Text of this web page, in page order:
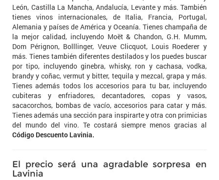
León, Castilla La Mancha, Andalucía, Levante y más. También
tienes vinos internacionales, de Italia, Francia, Portugal,
Alemania y países de América y Oceanía. Tienes champaña de
la mejor calidad, incluyendo Moët & Chandon, G.H. Mumm,
Dom Pérignon, Bolllinger, Veuve Clicquot, Louis Roederer y
más. Tienes también diferentes destilados y los puedes buscar
por tipo, incluyendo ginebra, whisky, ron y cachasa, vodka,
brandy y coñac, vermut y bitter, tequila y mezcal, grapa y más.
Tienes además todos los accesorios para tu bar, incluyendo
cubiteras y enfriadores, decantadores, copas y vasos,
sacacorchos, bombas de vacío, accesorios para catar y más.
Tienes además una sección para inspirarte y otra con primicias
del mundo del vino. Te costará siempre menos gracias al
Código Descuento Lavinia.
El precio será una agradable sorpresa en
Lavinia